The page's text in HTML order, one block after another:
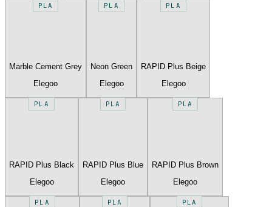
PLA
Marble Cement Grey
Elegoo
PLA
Neon Green
Elegoo
PLA
RAPID Plus Beige
Elegoo
PLA
RAPID Plus Black
Elegoo
PLA
RAPID Plus Blue
Elegoo
PLA
RAPID Plus Brown
Elegoo
PLA PLA PLA